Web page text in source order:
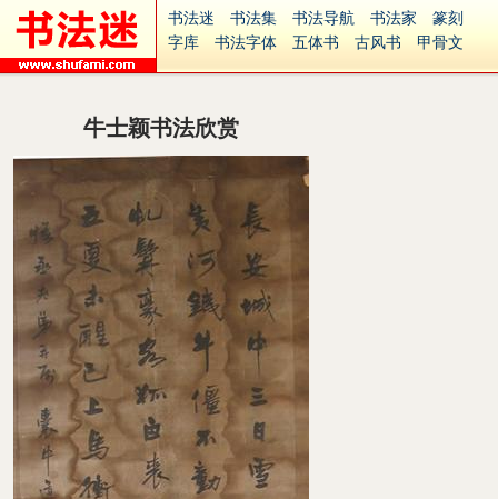
书法迷 书法集 书法导航 书法家
篆刻
字库
书法字体 五体书 古风书
甲骨文
集字
字形
古籍
中医
印章
免费字体
Ai矢量
P图宝
安全网站
捐赠
牛士颖书法欣赏